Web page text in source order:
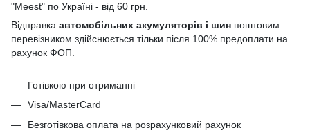
"Meest" по Україні - від 60 грн.
Відправка автомобільних акумуляторів і шин поштовим
перевізником здійснюється тільки після 100% предоплати на
рахунок ФОП.
Готівкою при отриманні
Visa/MasterCard
Безготівкова оплата на розрахунковий рахунок